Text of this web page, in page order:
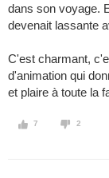
dans son voyage.
devenait lassante
C'est charmant,
d'animation qui
et plaire à toute la
7 2